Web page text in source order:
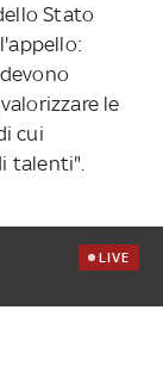
Stato
le
cui
talenti".
LIVE